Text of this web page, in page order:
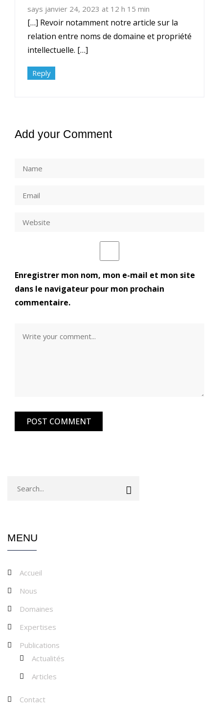
says janvier 24, 2023 at 12 h 15 min
[…] Revoir notamment notre article sur la
relation entre noms de domaine et propriété
intellectuelle. […]
Reply
Add your Comment
Enregistrer mon nom, mon e-mail et mon site
dans le navigateur pour mon prochain
commentaire.
MENU
Accueil
Nous
Domaines
Expertises
Publications
Actualités
Articles
Contact